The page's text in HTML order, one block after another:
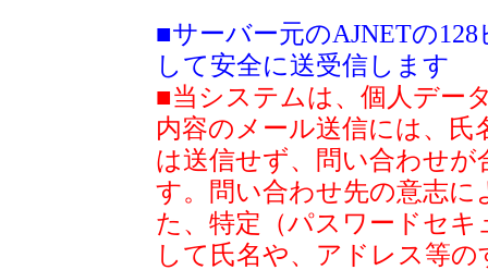
■サーバー元のAJNETの
して安全に送受信します
■当システムは、個人デー
内容のメール送信には、
は送信せず、問い合わせ
す。問い合わせ先の意志
た、特定（パスワードセ
して氏名や、アドレス等